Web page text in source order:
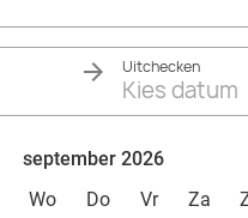
Uitchecken
Kies datum
september 2026
Wo Do Vr Za